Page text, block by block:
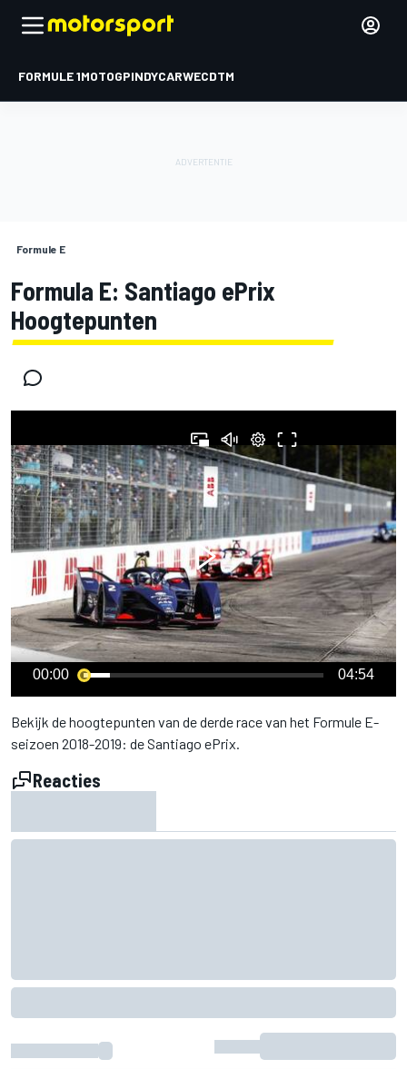
FORMULE 1MOTOGPINDYCARWECDTM
Formule E
Formula E: Santiago ePrix
Hoogtepunten
00:00 04:54
Bekijk de hoogtepunten van de derde race van het Formule E-
seizoen 2018-2019: de Santiago ePrix.
Reacties